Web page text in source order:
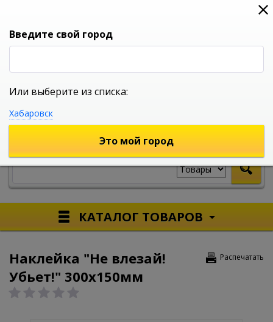
0
УНИВЕРСАЛЬНЫЙ ИНТЕРНЕТ МАГАЗИН
КАТАЛОГ ТОВАРОВ
Распечатать
Наклейка "Не влезай!
Убьет!" 300х150мм
Введите свой город
Или выберите из списка:
Хабаровск
Это мой город